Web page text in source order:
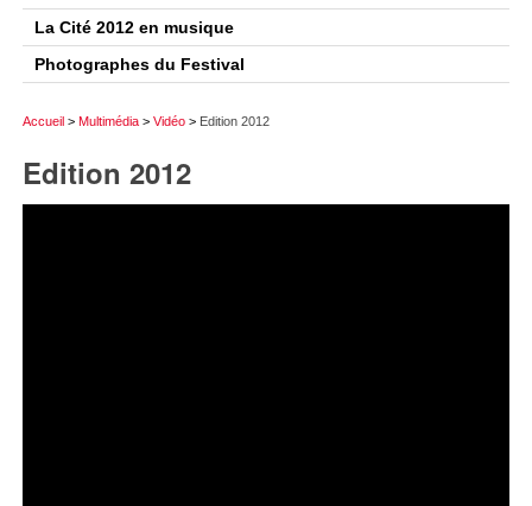
La Cité 2012 en musique
Photographes du Festival
Accueil > Multimédia > Vidéo > Edition 2012
Edition 2012